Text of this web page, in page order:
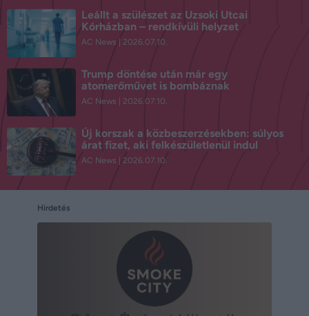
Leállt a szülészet az Uzsoki Utcai
Kórházban – rendkívüli helyzet
AC News 2026.07.10.
Trump döntése után már egy
atomerőművet is bombáznak
AC News 2026.07.10.
Új korszak a közbeszerzésekben: súlyos
árat fizet, aki felkészületlenül indul
AC News 2026.07.10.
Hirdetés